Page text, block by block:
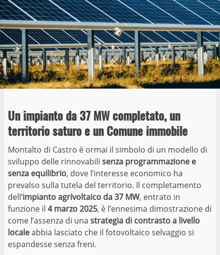
Un impianto da 37 MW completato, un
territorio saturo e un Comune immobile
Montalto di Castro è ormai il simbolo di un modello di
sviluppo delle rinnovabili senza programmazione e
senza equilibrio, dove l’interesse economico ha
prevalso sulla tutela del territorio. Il completamento
dell’impianto agrivoltaico da 37 MW, entrato in
funzione il 4 marzo 2025, è l’ennesima dimostrazione di
come l’assenza di una strategia di contrasto a livello
localeabbia lasciato che il fotovoltaico selvaggio si
espandesse senza freni.